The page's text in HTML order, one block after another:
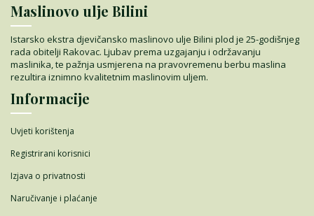
Maslinovo ulje Bilini
Istarsko ekstra djevičansko maslinovo ulje Bilini plod je 25-godišnjeg
rada obitelji Rakovac. Ljubav prema uzgajanju i održavanju
maslinika, te pažnja usmjerena na pravovremenu berbu maslina
rezultira iznimno kvalitetnim maslinovim uljem.
Informacije
Uvjeti korištenja
Registrirani korisnici
Izjava o privatnosti
Naručivanje i plaćanje